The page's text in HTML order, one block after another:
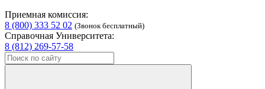
Приемная комиссия:
8 (800) 333 52 02 (Звонок бесплатный)
Справочная Университета:
8 (812) 269-57-58